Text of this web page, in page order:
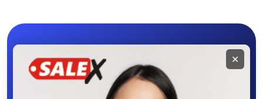
Мобильное
приложение
✕